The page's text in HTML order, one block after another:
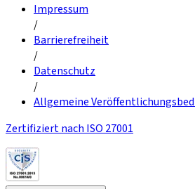
Impressum
/
Barrierefreiheit
/
Datenschutz
/
Allgemeine
Zertifiziert nach ISO 27001